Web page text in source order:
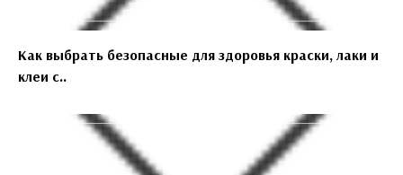
Как выбрать безопасные для здоровья краски, лаки и
клеи с..